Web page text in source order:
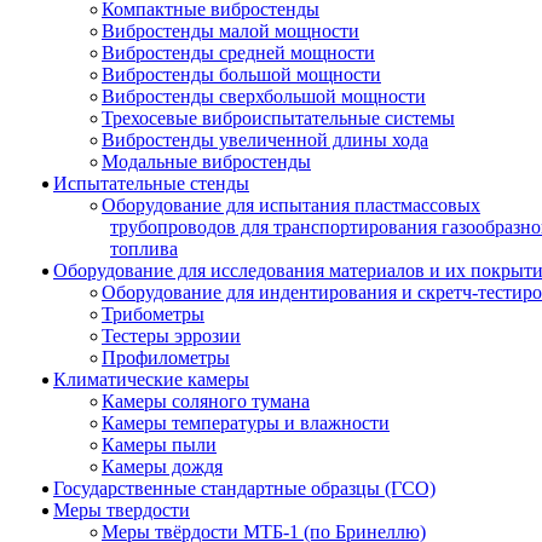
Компактные вибростенды
Вибростенды малой мощности
Вибростенды средней мощности
Вибростенды большой мощности
Вибростенды сверхбольшой мощности
Трехосевые виброиспытательные системы
Вибростенды увеличенной длины хода
Модальные вибростенды
Испытательные стенды
Оборудование для испытания пластмассовых
трубопроводов для транспортирования
топлива
Оборудование для исследования материалов и их
Оборудование для индентирования и скретч-
Трибометры
Тестеры эррозии
Профилометры
Климатические камеры
Камеры соляного тумана
Камеры температуры и влажности
Камеры пыли
Камеры дождя
Государственные стандартные образцы (ГСО)
Меры твердости
Меры твёрдости МТБ-1 (по Бринеллю)